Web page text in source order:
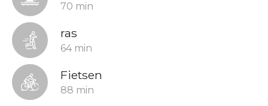
70 min
ras
64 min
Fietsen
88 min